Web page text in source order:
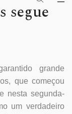
segue
grande
que começou
nesta segunda-
um verdadeiro